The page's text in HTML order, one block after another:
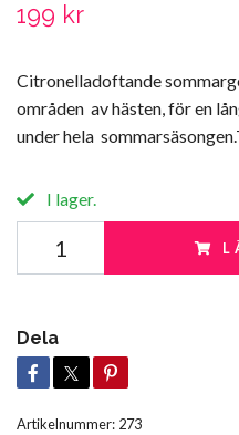
199 kr
Citronelladoftande
områden av hästen, för en
under hela
I lager.
Dela
Artikelnummer: 273